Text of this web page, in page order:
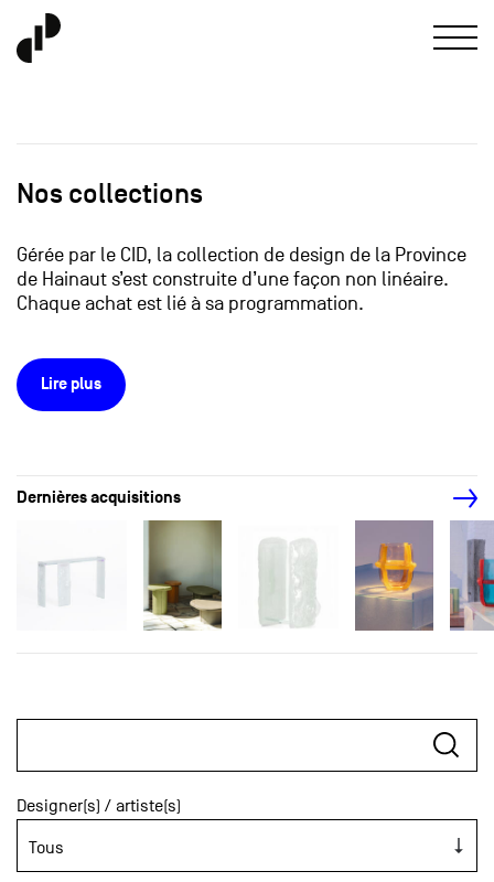
Nos collections
Gérée par le CID, la collection de design de la Province
de Hainaut s’est construite d’une façon non linéaire.
Chaque achat est lié à sa programmation.
Lire plus
Dernières acquisitions
Designer(s) / artiste(s)